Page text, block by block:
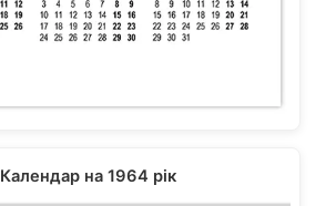
Календар на 1964 рік